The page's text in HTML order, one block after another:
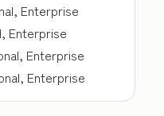
Enterprise
Enterprise
Enterprise
Enterprise